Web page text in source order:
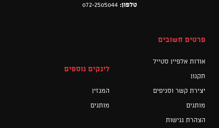
טלפון: 072-2505044
פרטים חשובים
אודות אלפיין סטייל
תקנון
יצירת קשר וסניפים
מותגים
הצהרת נגישות
לינקים נוספים
המגזין
מותגים